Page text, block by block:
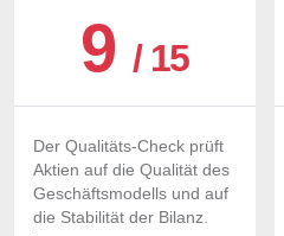
9/ 15
Der Qualitäts-Check prüft
Aktien auf die Qualität des
Geschäftsmodells und auf
die Stabilität der Bilanz.